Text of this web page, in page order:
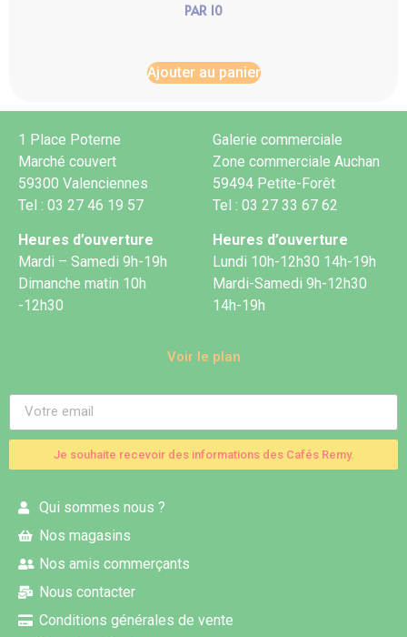
PAR 10
Ajouter au panier
1 Place Poterne
Marché couvert
59300 Valenciennes
Tel : 03 27 46 19 57
Heures d’ouverture
Mardi – Samedi 9h-19h
Dimanche matin 10h
-12h30
Galerie commerciale
Zone commerciale Auchan
59494 Petite-Forêt
Tel : 03 27 33 67 62
Heures d’ouverture
Lundi 10h-12h30 14h-19h
Mardi-Samedi 9h-12h30
14h-19h
Voir le plan
Je souhaite recevoir des informations des Cafés Remy.
Qui sommes nous ?
Nos magasins
Nos amis commerçants
Nous contacter
Conditions générales de vente